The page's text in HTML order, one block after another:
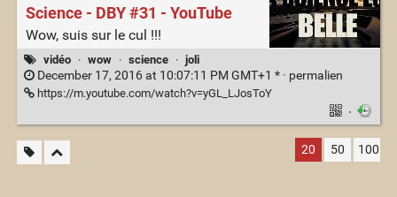
Science - DBY #31 - YouTube
Wow, suis sur le cul !!!
vidéo · wow · science · joli
December 17, 2016 at 10:07:11 PM GMT+1 * · permalien
https://m.youtube.com/watch?v=yGL_LJosToY
·
20 50 100